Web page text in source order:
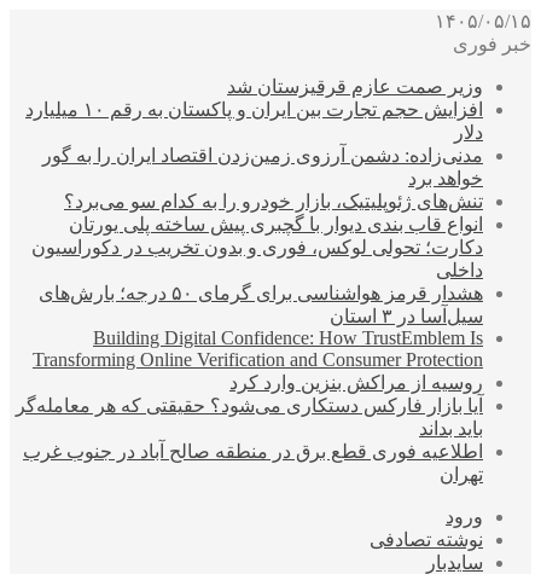
۱۴۰۵/۰۵/۱۵
خبر فوری
وزیر صمت عازم قرقیزستان شد
افزایش حجم تجارت بین ایران و پاکستان به رقم ۱۰ میلیارد
دلار
مدنی‌زاده: دشمن آرزوی زمین‌زدن اقتصاد ایران را به گور
خواهد برد
تنش‌های ژئوپلیتیک، بازار خودرو را به کدام سو می‌برد؟
انواع قاب بندی دیوار با گچبری پیش ساخته پلی یورتان
دکارت؛ تحولی لوکس، فوری و بدون تخریب در دکوراسیون
داخلی
هشدار قرمز هواشناسی برای گرمای ۵۰ درجه؛ بارش‌های
سیل‌آسا در ۳ استان
Building Digital Confidence: How TrustEmblem Is
Transforming Online Verification and Consumer Protection
روسیه از مراکش بنزین وارد کرد
آیا بازار فارکس دستکاری می‌شود؟ حقیقتی که هر معامله‌گر
باید بداند
اطلاعیه فوری قطع برق در منطقه صالح آباد در جنوب غرب
تهران
ورود
نوشته تصادفی
سایدبار